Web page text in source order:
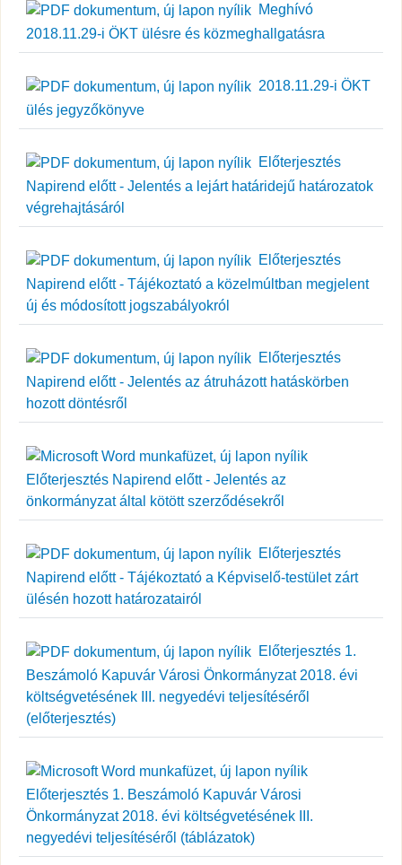
Meghívó
2018.11.29-i ÖKT ülésre és közmeghallgatásra
2018.11.29-i ÖKT
ülés jegyzőkönyve
Előterjesztés
Napirend előtt - Jelentés a lejárt határidejű határozatok
végrehajtásáról
Előterjesztés
Napirend előtt - Tájékoztató a közelmúltban megjelent
új és módosított jogszabályokról
Előterjesztés
Napirend előtt - Jelentés az átruházott hatáskörben
hozott döntésről
Előterjesztés Napirend előtt - Jelentés az
önkormányzat által kötött szerződésekről
Előterjesztés
Napirend előtt - Tájékoztató a Képviselő-testület zárt
ülésén hozott határozatairól
Előterjesztés 1.
Beszámoló Kapuvár Városi Önkormányzat 2018. évi
költségvetésének III. negyedévi teljesítéséről
(előterjesztés)
Előterjesztés 1. Beszámoló Kapuvár Városi
Önkormányzat 2018. évi költségvetésének III.
negyedévi teljesítéséről (táblázatok)